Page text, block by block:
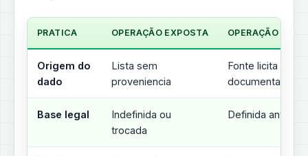
PRATICA OPERAÇÃO EXPOSTA OPERAÇÃO
Origem do
dado
Lista sem
proveniencia
Fonte licita
documentada
Base legal
Indefinida ou
trocada
Definida antes